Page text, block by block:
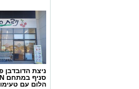
מהירה
ניצת הדובדבן
הלום עם